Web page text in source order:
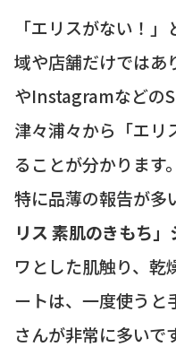
「エリスがない！
域や店舗だけではあ
やInstagramなどの
津々浦々から「エリ
ることが分かります。
特に品薄の報告が多
リス 素肌のきもち
ワとした肌触り、乾
ートは、一度使うと
さんが非常に多いで